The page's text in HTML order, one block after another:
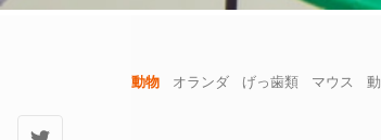
動物 オランダ げっ歯類 マウス